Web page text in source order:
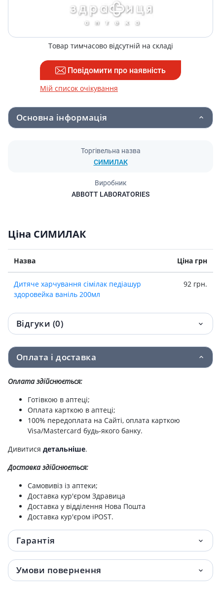
Товар тимчасово відсутній на складі
Повідомити про наявність
Мій список очікування
Основна інформація
Торгівельна назва
СИМИЛАК
Виробник
ABBOTT LABORATORIES
Ціна СИМИЛАК
Назва Ціна грн
Дитяче харчування сімілак педіашур
здоровейка ваніль 200мл
92 грн.
Відгуки (0)
Оплата і доставка
Оплата здійснюється:
Готівкою в аптеці;
Оплата карткою в аптеці;
100% передоплата на Сайті, оплата карткою
Visa/Mastercard будь-якого банку.
Дивитися детальніше.
Доставка здійснюється:
Самовивіз із аптеки;
Доставка кур'єром Здравица
Доставка у відділення Нова Пошта
Доставка кур'єром iPOST.
Гарантія
Умови повернення